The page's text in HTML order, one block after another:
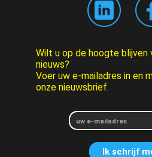
Wilt u op de hoogte
nieuws?
Voer uw e-mailadres in en
onze nieuwsbrief.